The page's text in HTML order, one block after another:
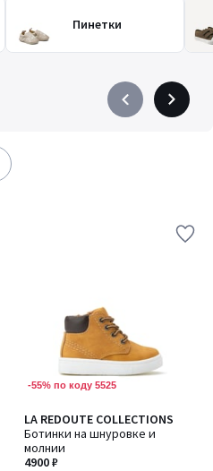
Пинетки
PrécédentSuivant
-55% по коду 5525
LA REDOUTE COLLECTIONS
Ботинки на шнуровке и
молнии
4900 ₽
4,1
/ 5